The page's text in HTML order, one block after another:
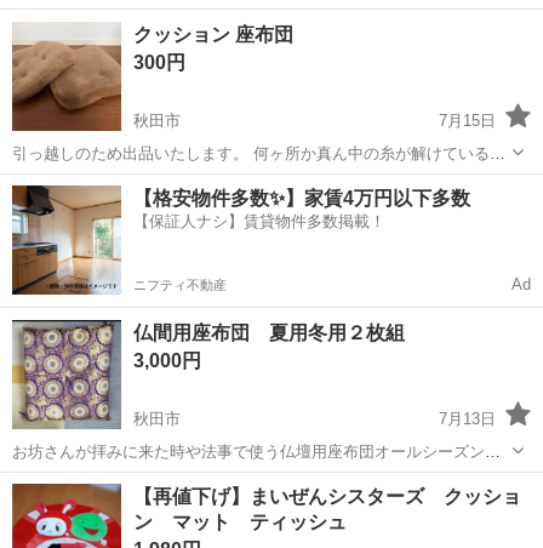
た際に使用する厚くて豪華な座布団です。 使用回数少なく状態良いで
す。 オールシーズン用と夏用とセットで。
秋田 秋田市 ファブリック、カバー
クッション 座布団
300円
秋田市
7月15日
引っ越しのため出品いたします。 何ヶ所か真ん中の糸が解けていると
ころがございます。 その他気になる点ありましたらご連絡ください。
秋田 秋田市 ファブリック、カバー
【格安物件多数✨】家賃4万円以下多数
【保証人ナシ】賃貸物件多数掲載！
ニフティ不動産 Ad
仏間用座布団 夏用冬用２枚組
3,000円
秋田市
7月13日
お坊さんが拝みに来た時や法事で使う仏壇用座布団オールシーズン用
と夏用とセットで。 使用回数少ないですが冬用の端のほうに1cm位の
茶色いシミがありました。気にしない方でお願いします。
秋田 秋田市 ファブリック、カバー 法事
【再値下げ】まいぜんシスターズ クッショ
ン マット ティッシュ